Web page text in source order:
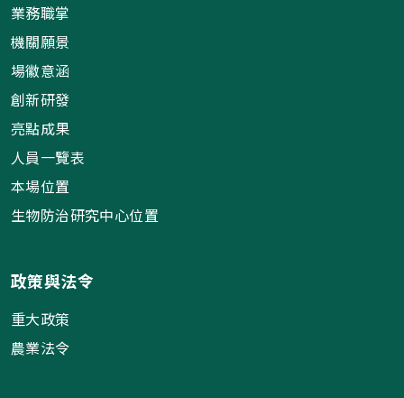
業務職掌
機關願景
場徽意涵
創新研發
亮點成果
人員一覽表
本場位置
生物防治研究中心位置
政策與法令
重大政策
農業法令